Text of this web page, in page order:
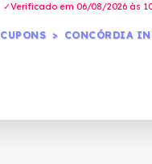
✓Verificado em 06/08/2026 às
CUPONS CONCÓRDIA